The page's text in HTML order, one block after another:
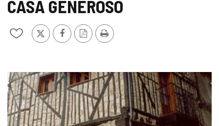
León
CASA GENEROSO
Añadir/quitar
X FacebookVersión
PDF
Imprimir
GALERÍA
DE
IMÁGENES